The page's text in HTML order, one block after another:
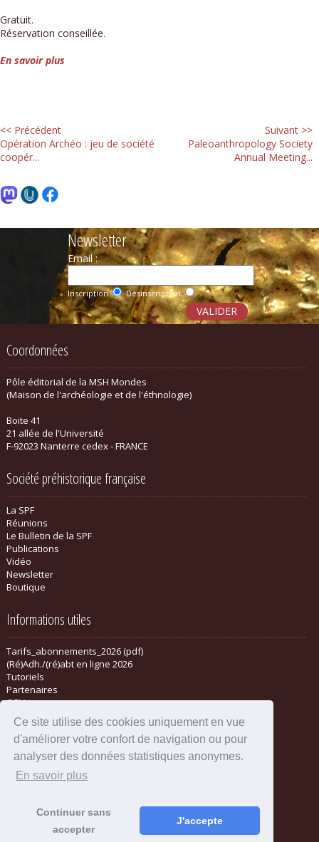
Ce site utilise des cookies uniquement en vue
d'améliorer votre confort de navigation ou pour
analyser des données statistiques anonymes.
En savoir plus
Continuer sans
accepter
J'accepte
Gratuit.
Réservation conseillée.
En savoir plus
<< Précédent
Opération Archéo : jeu de société
coopér...
Suivant >>
Paleoanthropology Society
Annual Meeting...
Newsletter
Email :
Inscription Désinscription
Coordonnées
Pôle éditorial de la MSH Mondes
(Maison de l'archéologie et de l'éthnologie)
Boite 41
21 allée de l'Université
F-92023 Nanterre cedex - FRANCE
Société préhistorique française
La SPF
Réunions
Le Bulletin de la SPF
Publications
Vidéo
Newsletter
Boutique
Informations utiles
Tarifs_abonnements_2026 (pdf)
(Ré)Adh./(ré)abt en ligne 2026
Tutoriels
Partenaires
CGV